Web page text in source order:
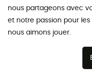
nous partageons avec
et notre passion pour
nous aimons jouer.